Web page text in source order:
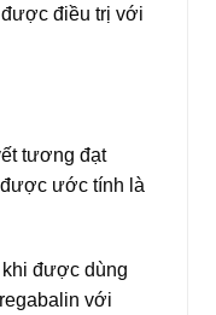
điều trị với
tương đạt
ước tính là
được dùng
với